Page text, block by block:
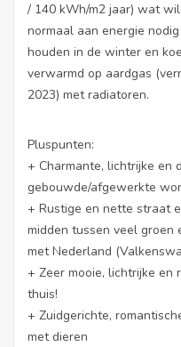
/ 140 kWh/m2 jaar) wat
normaal aan energie
houden in de winter en
verwarmd op aardgas
2023) met radiatoren.
Pluspunten:
+ Charmante, lichtrijke en
gebouwde/afgewerkte
+ Rustige en nette straat
midden tussen veel groen
met Nederland
+ Zeer mooie, lichtrijke en
thuis!
+ Zuidgerichte,
met dieren